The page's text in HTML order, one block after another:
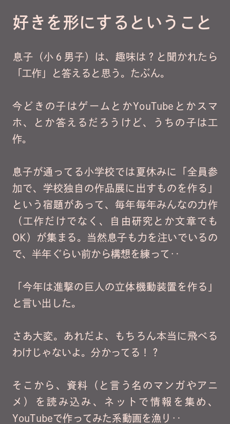
好きを形にするということ
息子（小６男子）は、趣味は？と聞かれたら
「工作」と答えると思う。たぶん。
今どきの子はゲームとかYouTubeとかスマ
ホ、とか答えるだろうけど、うちの子は工
作。
息子が通ってる小学校では夏休みに「全員参
加で、学校独自の作品展に出すものを作る」
という宿題があって、毎年毎年みんなの力作
（工作だけでなく、自由研究とか文章でも
OK）が集まる。当然息子も力を注いでいるの
で、半年ぐらい前から構想を練って‥
「今年は進撃の巨人の立体機動装置を作る」
と言い出した。
さあ大変。あれだよ、もちろん本当に飛べる
わけじゃないよ。分かってる！？
そこから、資料（と言う名のマンガやアニ
メ）を読み込み、ネットで情報を集め、
YouTubeで作ってみた系動画を漁り‥